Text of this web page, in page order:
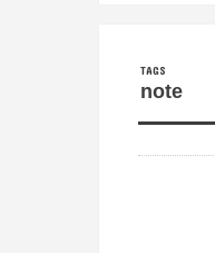
note